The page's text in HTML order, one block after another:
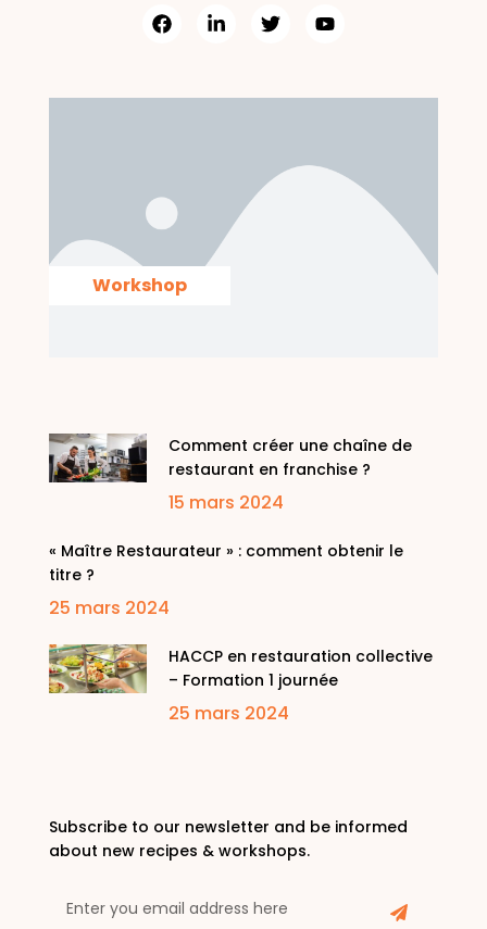
Workshop
Comment créer une chaîne de
restaurant en franchise ?
15 mars 2024
« Maître Restaurateur » : comment obtenir le
titre ?
25 mars 2024
HACCP en restauration collective
– Formation 1 journée
25 mars 2024
Subscribe to our newsletter and be informed
about new recipes & workshops.